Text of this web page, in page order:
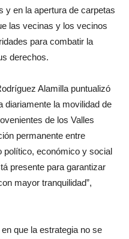
y en la apertura de carpetas
las vecinas y los vecinos
para combatir la
derechos.
Alamilla puntualizó
diariamente la movilidad de
de los Valles
permanente entre
político, económico y social
presente para garantizar
mayor tranquilidad”,
que la estrategia no se